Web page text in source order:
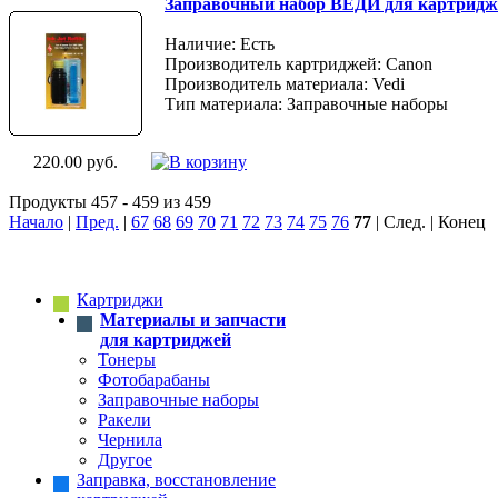
Наличие: Есть
Производитель картриджей: Canon
Производитель материала: Vedi
Тип материала: Заправочные наборы
220.00 руб.
Продукты 457 - 459 из 459
Начало | Пред. | 67 68 69 70 71 72 73 74 75 76 77 | След. | Конец
Картриджи
Материалы и запчасти
для картриджей
Тонеры
Фотобарабаны
Заправочные наборы
Ракели
Чернила
Другое
Заправка, восстановление